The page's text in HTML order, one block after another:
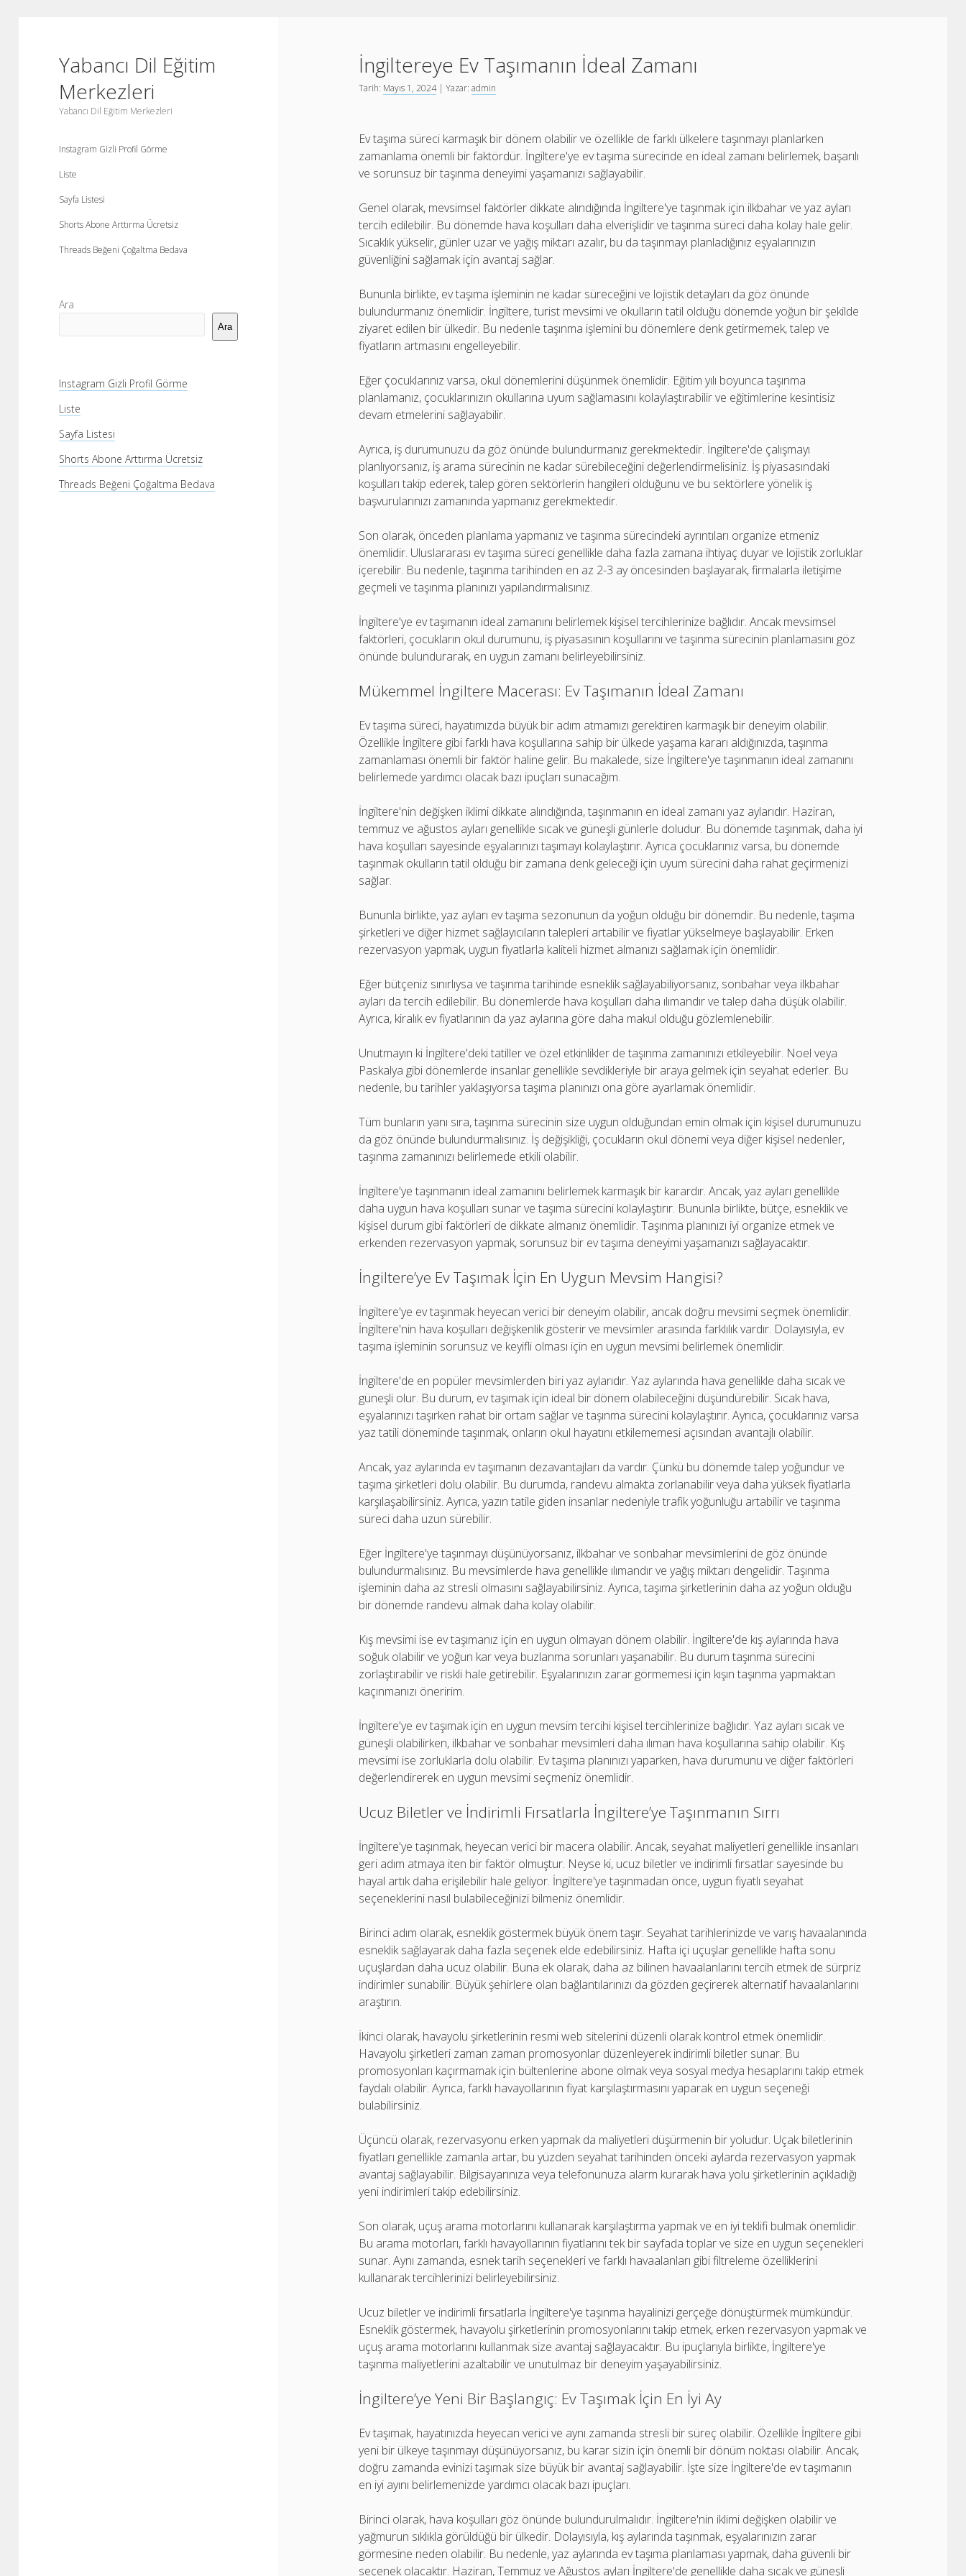
Yabancı Dil Eğitim
Merkezleri
Yabancı Dil Eğitim Merkezleri
Instagram Gizli Profil Görme
Liste
Sayfa Listesi
Shorts Abone Arttırma Ücretsiz
Threads Beğeni Çoğaltma Bedava
Yan
Menü
Ara
Ara
Instagram Gizli Profil Görme
Liste
Sayfa Listesi
Shorts Abone Arttırma Ücretsiz
Threads Beğeni Çoğaltma Bedava
İngiltereye Ev Taşımanın İdeal Zamanı
Tarih: Mayıs 1, 2024| Yazar:admin
Ev taşıma süreci karmaşık bir dönem olabilir ve özellikle de farklı ülkelere taşınmayı planlarken
zamanlama önemli bir faktördür. İngiltere'ye ev taşıma sürecinde en ideal zamanı belirlemek, başarılı
ve sorunsuz bir taşınma deneyimi yaşamanızı sağlayabilir.
Genel olarak, mevsimsel faktörler dikkate alındığında İngiltere'ye taşınmak için ilkbahar ve yaz ayları
tercih edilebilir. Bu dönemde hava koşulları daha elverişlidir ve taşınma süreci daha kolay hale gelir.
Sıcaklık yükselir, günler uzar ve yağış miktarı azalır, bu da taşınmayı planladığınız eşyalarınızın
güvenliğini sağlamak için avantaj sağlar.
Bununla birlikte, ev taşıma işleminin ne kadar süreceğini ve lojistik detayları da göz önünde
bulundurmanız önemlidir. İngiltere, turist mevsimi ve okulların tatil olduğu dönemde yoğun bir şekilde
ziyaret edilen bir ülkedir. Bu nedenle taşınma işlemini bu dönemlere denk getirmemek, talep ve
fiyatların artmasını engelleyebilir.
Eğer çocuklarınız varsa, okul dönemlerini düşünmek önemlidir. Eğitim yılı boyunca taşınma
planlamanız, çocuklarınızın okullarına uyum sağlamasını kolaylaştırabilir ve eğitimlerine kesintisiz
devam etmelerini sağlayabilir.
Ayrıca, iş durumunuzu da göz önünde bulundurmanız gerekmektedir. İngiltere'de çalışmayı
planlıyorsanız, iş arama sürecinin ne kadar sürebileceğini değerlendirmelisiniz. İş piyasasındaki
koşulları takip ederek, talep gören sektörlerin hangileri olduğunu ve bu sektörlere yönelik iş
başvurularınızı zamanında yapmanız gerekmektedir.
Son olarak, önceden planlama yapmanız ve taşınma sürecindeki ayrıntıları organize etmeniz
önemlidir. Uluslararası ev taşıma süreci genellikle daha fazla zamana ihtiyaç duyar ve lojistik zorluklar
içerebilir. Bu nedenle, taşınma tarihinden en az 2-3 ay öncesinden başlayarak, firmalarla iletişime
geçmeli ve taşınma planınızı yapılandırmalısınız.
İngiltere'ye ev taşımanın ideal zamanını belirlemek kişisel tercihlerinize bağlıdır. Ancak mevsimsel
faktörleri, çocukların okul durumunu, iş piyasasının koşullarını ve taşınma sürecinin planlamasını göz
önünde bulundurarak, en uygun zamanı belirleyebilirsiniz.
Mükemmel İngiltere Macerası: Ev Taşımanın İdeal Zamanı
Ev taşıma süreci, hayatımızda büyük bir adım atmamızı gerektiren karmaşık bir deneyim olabilir.
Özellikle İngiltere gibi farklı hava koşullarına sahip bir ülkede yaşama kararı aldığınızda, taşınma
zamanlaması önemli bir faktör haline gelir. Bu makalede, size İngiltere'ye taşınmanın ideal zamanını
belirlemede yardımcı olacak bazı ipuçları sunacağım.
İngiltere'nin değişken iklimi dikkate alındığında, taşınmanın en ideal zamanı yaz aylarıdır. Haziran,
temmuz ve ağustos ayları genellikle sıcak ve güneşli günlerle doludur. Bu dönemde taşınmak, daha iyi
hava koşulları sayesinde eşyalarınızı taşımayı kolaylaştırır. Ayrıca çocuklarınız varsa, bu dönemde
taşınmak okulların tatil olduğu bir zamana denk geleceği için uyum sürecini daha rahat geçirmenizi
sağlar.
Bununla birlikte, yaz ayları ev taşıma sezonunun da yoğun olduğu bir dönemdir. Bu nedenle, taşıma
şirketleri ve diğer hizmet sağlayıcıların talepleri artabilir ve fiyatlar yükselmeye başlayabilir. Erken
rezervasyon yapmak, uygun fiyatlarla kaliteli hizmet almanızı sağlamak için önemlidir.
Eğer bütçeniz sınırlıysa ve taşınma tarihinde esneklik sağlayabiliyorsanız, sonbahar veya ilkbahar
ayları da tercih edilebilir. Bu dönemlerde hava koşulları daha ılımandır ve talep daha düşük olabilir.
Ayrıca, kiralık ev fiyatlarının da yaz aylarına göre daha makul olduğu gözlemlenebilir.
Unutmayın ki İngiltere'deki tatiller ve özel etkinlikler de taşınma zamanınızı etkileyebilir. Noel veya
Paskalya gibi dönemlerde insanlar genellikle sevdikleriyle bir araya gelmek için seyahat ederler. Bu
nedenle, bu tarihler yaklaşıyorsa taşıma planınızı ona göre ayarlamak önemlidir.
Tüm bunların yanı sıra, taşınma sürecinin size uygun olduğundan emin olmak için kişisel durumunuzu
da göz önünde bulundurmalısınız. İş değişikliği, çocukların okul dönemi veya diğer kişisel nedenler,
taşınma zamanınızı belirlemede etkili olabilir.
İngiltere'ye taşınmanın ideal zamanını belirlemek karmaşık bir karardır. Ancak, yaz ayları genellikle
daha uygun hava koşulları sunar ve taşıma sürecini kolaylaştırır. Bununla birlikte, bütçe, esneklik ve
kişisel durum gibi faktörleri de dikkate almanız önemlidir. Taşınma planınızı iyi organize etmek ve
erkenden rezervasyon yapmak, sorunsuz bir ev taşıma deneyimi yaşamanızı sağlayacaktır.
İngiltere’ye Ev Taşımak İçin En Uygun Mevsim Hangisi?
İngiltere'ye ev taşınmak heyecan verici bir deneyim olabilir, ancak doğru mevsimi seçmek önemlidir.
İngiltere'nin hava koşulları değişkenlik gösterir ve mevsimler arasında farklılık vardır. Dolayısıyla, ev
taşıma işleminin sorunsuz ve keyifli olması için en uygun mevsimi belirlemek önemlidir.
İngiltere'de en popüler mevsimlerden biri yaz aylarıdır. Yaz aylarında hava genellikle daha sıcak ve
güneşli olur. Bu durum, ev taşımak için ideal bir dönem olabileceğini düşündürebilir. Sıcak hava,
eşyalarınızı taşırken rahat bir ortam sağlar ve taşınma sürecini kolaylaştırır. Ayrıca, çocuklarınız varsa
yaz tatili döneminde taşınmak, onların okul hayatını etkilememesi açısından avantajlı olabilir.
Ancak, yaz aylarında ev taşımanın dezavantajları da vardır. Çünkü bu dönemde talep yoğundur ve
taşıma şirketleri dolu olabilir. Bu durumda, randevu almakta zorlanabilir veya daha yüksek fiyatlarla
karşılaşabilirsiniz. Ayrıca, yazın tatile giden insanlar nedeniyle trafik yoğunluğu artabilir ve taşınma
süreci daha uzun sürebilir.
Eğer İngiltere'ye taşınmayı düşünüyorsanız, ilkbahar ve sonbahar mevsimlerini de göz önünde
bulundurmalısınız. Bu mevsimlerde hava genellikle ılımandır ve yağış miktarı dengelidir. Taşınma
işleminin daha az stresli olmasını sağlayabilirsiniz. Ayrıca, taşıma şirketlerinin daha az yoğun olduğu
bir dönemde randevu almak daha kolay olabilir.
Kış mevsimi ise ev taşımanız için en uygun olmayan dönem olabilir. İngiltere'de kış aylarında hava
soğuk olabilir ve yoğun kar veya buzlanma sorunları yaşanabilir. Bu durum taşınma sürecini
zorlaştırabilir ve riskli hale getirebilir. Eşyalarınızın zarar görmemesi için kışın taşınma yapmaktan
kaçınmanızı öneririm.
İngiltere'ye ev taşımak için en uygun mevsim tercihi kişisel tercihlerinize bağlıdır. Yaz ayları sıcak ve
güneşli olabilirken, ilkbahar ve sonbahar mevsimleri daha ılıman hava koşullarına sahip olabilir. Kış
mevsimi ise zorluklarla dolu olabilir. Ev taşıma planınızı yaparken, hava durumunu ve diğer faktörleri
değerlendirerek en uygun mevsimi seçmeniz önemlidir.
Ucuz Biletler ve İndirimli Fırsatlarla İngiltere’ye Taşınmanın Sırrı
İngiltere'ye taşınmak, heyecan verici bir macera olabilir. Ancak, seyahat maliyetleri genellikle insanları
geri adım atmaya iten bir faktör olmuştur. Neyse ki, ucuz biletler ve indirimli fırsatlar sayesinde bu
hayal artık daha erişilebilir hale geliyor. İngiltere'ye taşınmadan önce, uygun fiyatlı seyahat
seçeneklerini nasıl bulabileceğinizi bilmeniz önemlidir.
Birinci adım olarak, esneklik göstermek büyük önem taşır. Seyahat tarihlerinizde ve varış havaalanında
esneklik sağlayarak daha fazla seçenek elde edebilirsiniz. Hafta içi uçuşlar genellikle hafta sonu
uçuşlardan daha ucuz olabilir. Buna ek olarak, daha az bilinen havaalanlarını tercih etmek de sürpriz
indirimler sunabilir. Büyük şehirlere olan bağlantılarınızı da gözden geçirerek alternatif havaalanlarını
araştırın.
İkinci olarak, havayolu şirketlerinin resmi web sitelerini düzenli olarak kontrol etmek önemlidir.
Havayolu şirketleri zaman zaman promosyonlar düzenleyerek indirimli biletler sunar. Bu
promosyonları kaçırmamak için bültenlerine abone olmak veya sosyal medya hesaplarını takip etmek
faydalı olabilir. Ayrıca, farklı havayollarının fiyat karşılaştırmasını yaparak en uygun seçeneği
bulabilirsiniz.
Üçüncü olarak, rezervasyonu erken yapmak da maliyetleri düşürmenin bir yoludur. Uçak biletlerinin
fiyatları genellikle zamanla artar, bu yüzden seyahat tarihinden önceki aylarda rezervasyon yapmak
avantaj sağlayabilir. Bilgisayarınıza veya telefonunuza alarm kurarak hava yolu şirketlerinin açıkladığı
yeni indirimleri takip edebilirsiniz.
Son olarak, uçuş arama motorlarını kullanarak karşılaştırma yapmak ve en iyi teklifi bulmak önemlidir.
Bu arama motorları, farklı havayollarının fiyatlarını tek bir sayfada toplar ve size en uygun seçenekleri
sunar. Aynı zamanda, esnek tarih seçenekleri ve farklı havaalanları gibi filtreleme özelliklerini
kullanarak tercihlerinizi belirleyebilirsiniz.
Ucuz biletler ve indirimli fırsatlarla İngiltere'ye taşınma hayalinizi gerçeğe dönüştürmek mümkündür.
Esneklik göstermek, havayolu şirketlerinin promosyonlarını takip etmek, erken rezervasyon yapmak ve
uçuş arama motorlarını kullanmak size avantaj sağlayacaktır. Bu ipuçlarıyla birlikte, İngiltere'ye
taşınma maliyetlerini azaltabilir ve unutulmaz bir deneyim yaşayabilirsiniz.
İngiltere’ye Yeni Bir Başlangıç: Ev Taşımak İçin En İyi Ay
Ev taşımak, hayatınızda heyecan verici ve aynı zamanda stresli bir süreç olabilir. Özellikle İngiltere gibi
yeni bir ülkeye taşınmayı düşünüyorsanız, bu karar sizin için önemli bir dönüm noktası olabilir. Ancak,
doğru zamanda evinizi taşımak size büyük bir avantaj sağlayabilir. İşte size İngiltere'de ev taşımanın
en iyi ayını belirlemenizde yardımcı olacak bazı ipuçları.
Birinci olarak, hava koşulları göz önünde bulundurulmalıdır. İngiltere'nin iklimi değişken olabilir ve
yağmurun sıklıkla görüldüğü bir ülkedir. Dolayısıyla, kış aylarında taşınmak, eşyalarınızın zarar
görmesine neden olabilir. Bu nedenle, yaz aylarında ev taşıma planlaması yapmak, daha güvenli bir
seçenek olacaktır. Haziran, Temmuz ve Ağustos ayları İngiltere'de genellikle daha sıcak ve güneşli